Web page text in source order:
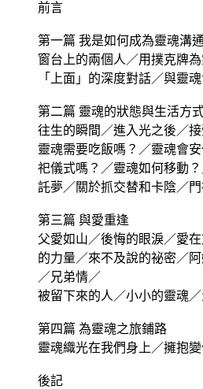
前言
第一篇 我是如何成為靈魂溝
窗台上的兩個人／用撲克牌
「上面」的深度對話／與靈
第二篇 靈魂的狀態與生活方
往生的瞬間／進入光之後／
靈魂需要吃飯嗎？／靈魂會
祀儀式嗎？／靈魂如何移動
託夢／關於抓交替和卡陰／
第三篇 與愛重逢
父愛如山／後悔的眼淚／愛
的力量／來不及說的祕密／
／兄弟情／
被留下來的人／小小的靈魂
第四篇 為靈魂之旅鋪路
靈魂織光在我們身上／擁抱
後記